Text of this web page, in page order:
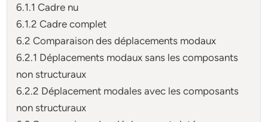
6.1.1 Cadre nu
6.1.2 Cadre complet
6.2 Comparaison des déplacements modaux
6.2.1 Déplacements modaux sans les composants
non structuraux
6.2.2 Déplacement modales avec les composants
non structuraux